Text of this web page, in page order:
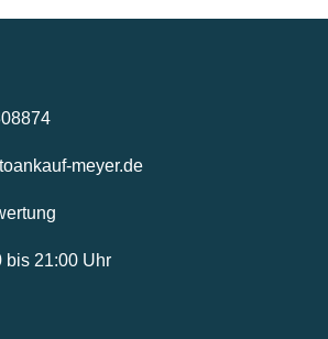
meyer.de
bis 21:00 Uhr